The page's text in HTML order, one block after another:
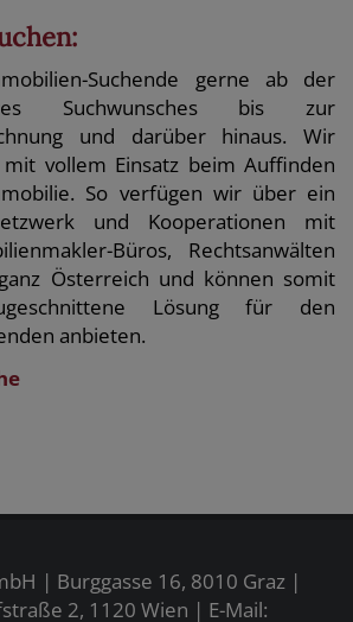
Suchende gerne ab der
Suchwunsches bis zur
und darüber hinaus. Wir
vollem Einsatz beim Auffinden
So verfügen wir über ein
und Kooperationen mit
Büros, Rechtsanwälten
Österreich und können somit
Lösung für den
anbieten.
| Burggasse 16, 8010 Graz |
2, 1120 Wien | E-Mail: